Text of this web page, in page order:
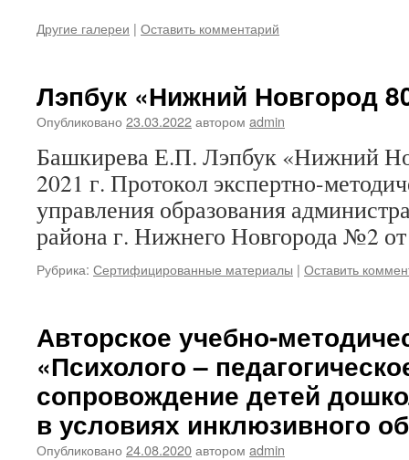
Другие галереи | Оставить комментарий
Лэпбук «Нижний Новгород
Опубликовано 23.03.2022автором admin
Башкирева Е.П. Лэпбук «Нижний
2021 г. Протокол экспертно-
управления образования
района г. Нижнего Новгорода №2 от
Рубрика: Сертифицированные материалы | Оставить
Авторское учебно-
«Психолого –
сопровождение детей
в условиях инклюзивного
Опубликовано 24.08.2020автором admin